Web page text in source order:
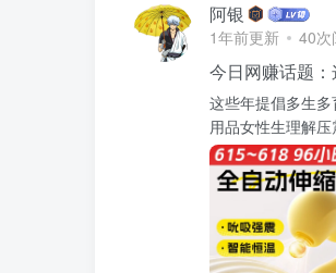
阿银
1年前更新 40次
今日网赚话题
这些年提倡多生
用品女性生理解压